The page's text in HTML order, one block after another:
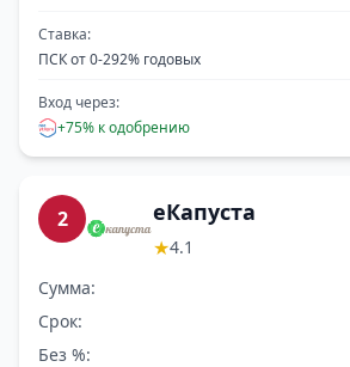
Ставка:
ПСК от 0-292% годовых
Вход через:
+75% к одобрению
2 еКапуста
★4.1
Сумма:
Срок:
Без %: